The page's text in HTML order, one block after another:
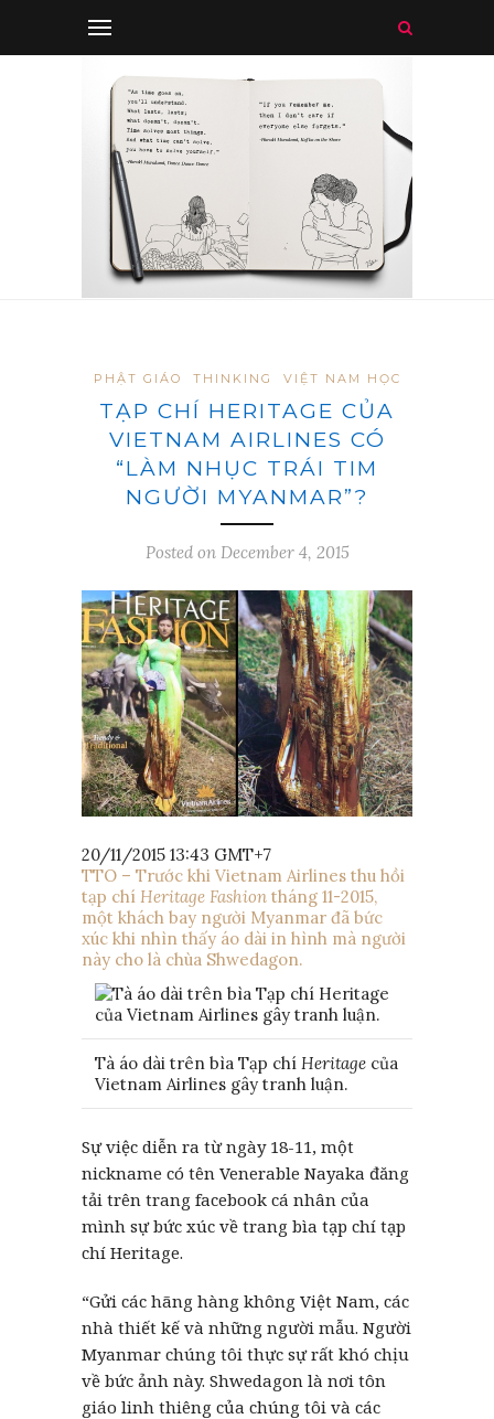
PHẬT GIÁO THINKING VIỆT NAM HỌC
TẠP CHÍ HERITAGE CỦA
VIETNAM AIRLINES CÓ
“LÀM NHỤC TRÁI TIM
NGƯỜI MYANMAR”?
Posted on December 4, 2015
20/11/2015 13:43 GMT+7
TTO – Trước khi Vietnam Airlines thu hồi
tạp chí Heritage Fashion tháng 11-2015,
một khách bay người Myanmar đã bức
xúc khi nhìn thấy áo dài in hình mà người
này cho là chùa Shwedagon.
Tà áo dài trên bìa Tạp chí Heritage của
Vietnam Airlines gây tranh luận.
Sự việc diễn ra từ ngày 18-11, một
nickname có tên Venerable Nayaka đăng
tải trên trang facebook cá nhân của
mình sự bức xúc về trang bìa tạp chí tạp
chí Heritage.
“Gửi các hãng hàng không Việt Nam, các
nhà thiết kế và những người mẫu. Người
Myanmar chúng tôi thực sự rất khó chịu
về bức ảnh này. Shwedagon là nơi tôn
giáo linh thiêng của chúng tôi và các